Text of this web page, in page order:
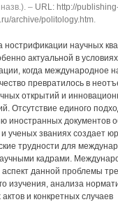
‒ URL: http://
archive/politology.htm.
нострификации научных
актуальной в
когда международное
превратилось в
открытий и
Отсутствие единого
иностранных документов
ученых званиях создает
трудности для
кадрами.
аспект данной проблемы
изучения, анализа
и конкретных случаев